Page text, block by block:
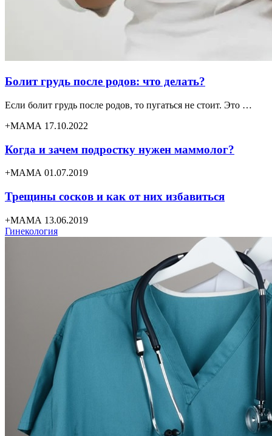
Болит грудь после родов: что делать?
Если болит грудь после родов, то пугаться не стоит. Это …
+МАМА 17.10.2022
Когда и зачем подростку нужен маммолог?
+МАМА 01.07.2019
Трещины сосков и как от них избавиться
+МАМА 13.06.2019
Гинекология